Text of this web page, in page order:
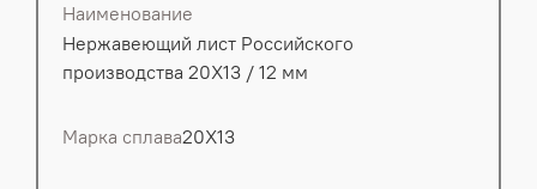
Наименование
Нержавеющий лист Российского
производства 20Х13 / 12 мм
Марка сплава20Х13